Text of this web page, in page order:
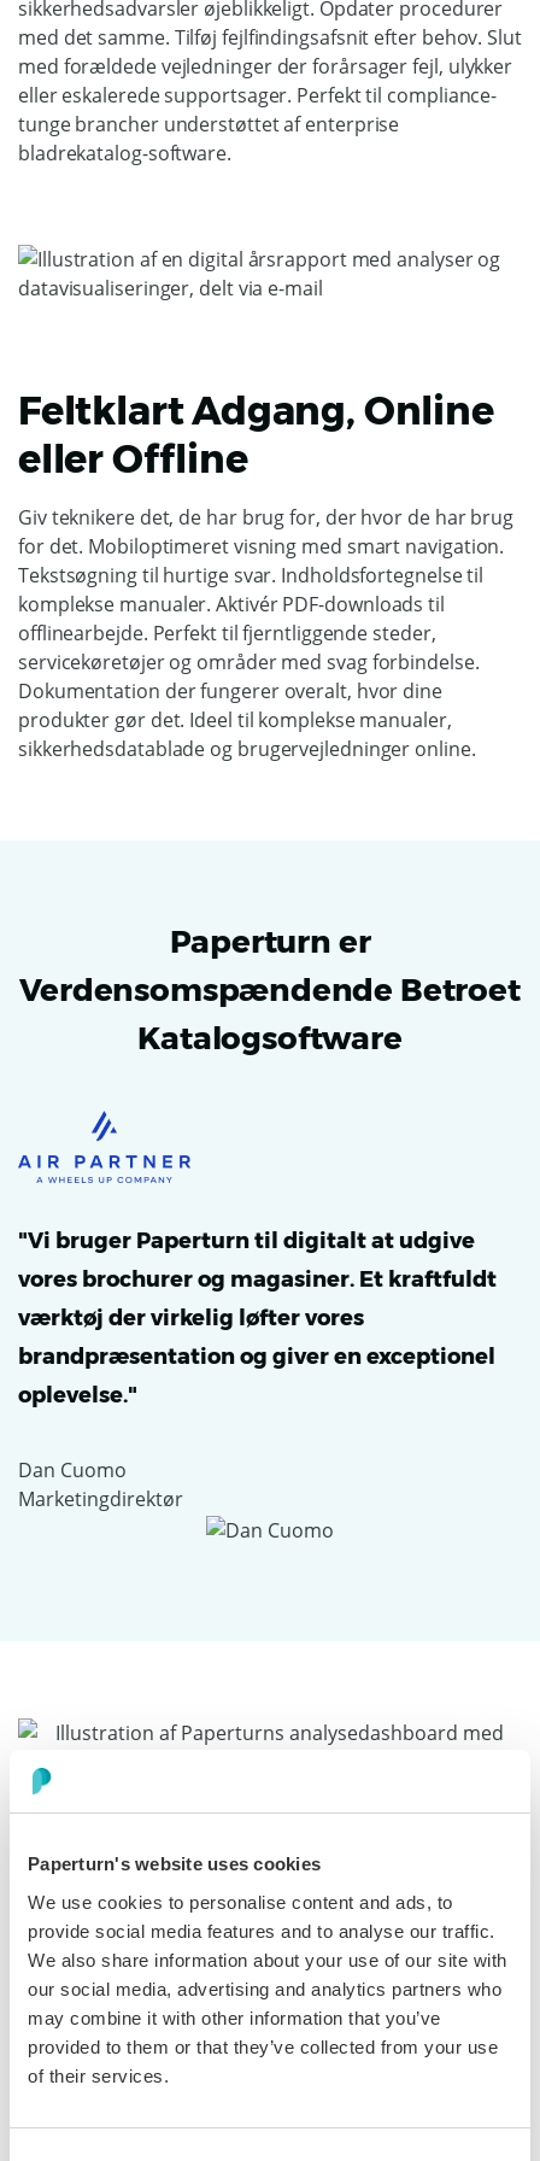
Paperturn's website uses cookies
We use cookies to personalise content and ads, to
provide social media features and to analyse our traffic.
We also share information about your use of our site with
our social media, advertising and analytics partners who
may combine it with other information that you’ve
provided to them or that they’ve collected from your use
of their services.
sikkerhedsadvarsler øjeblikkeligt. Opdater procedurer
med det samme. Tilføj fejlfindingsafsnit efter behov. Slut
med forældede vejledninger der forårsager fejl, ulykker
eller eskalerede supportsager. Perfekt til compliance-
tunge brancher understøttet af enterprise
bladrekatalog-software.
Feltklart Adgang, Online
eller Offline
Giv teknikere det, de har brug for, der hvor de har brug
for det. Mobiloptimeret visning med smart navigation.
Tekstsøgning til hurtige svar. Indholdsfortegnelse til
komplekse manualer. Aktivér PDF-downloads til
offlinearbejde. Perfekt til fjerntliggende steder,
servicekøretøjer og områder med svag forbindelse.
Dokumentation der fungerer overalt, hvor dine
produkter gør det. Ideel til komplekse manualer,
sikkerhedsdatablade og brugervejledninger online.
Paperturn er
Verdensomspændende Betroet
Katalogsoftware
"Vi bruger Paperturn til digitalt at udgive
vores brochurer og magasiner. Et kraftfuldt
værktøj der virkelig løfter vores
brandpræsentation og giver en exceptionel
oplevelse."
Dan Cuomo
Marketingdirektør
Spor Brug og Reducer
Supporthenvendelser
Administrer hundredvis af manualer på tværs af
produktlinjer, sprog og regioner fra ét overblik. Tag
efter model, version og marked. Understøt højre-til-
venstre-sprog. Spor hvilke afsnit der ses mest, hvor
brugerne falder fra, og hvad der driver
løbende forbedring. Planlæg bulletinoffentliggørelser